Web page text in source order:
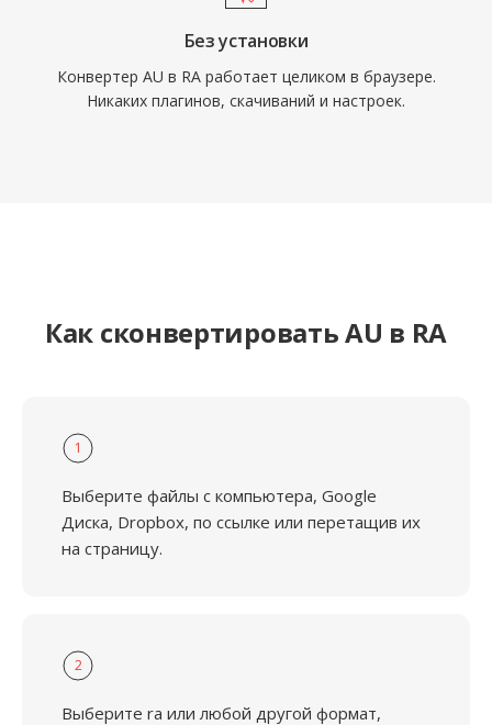
Без установки
Конвертер AU в RA работает целиком в браузере.
Никаких плагинов, скачиваний и настроек.
Как сконвертировать AU в RA
1
Выберите файлы с компьютера, Google
Диска, Dropbox, по ссылке или перетащив их
на страницу.
2
Выберите ra или любой другой формат,